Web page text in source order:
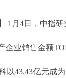
1月4日，中指研
企业销售金额
以43.43亿元成